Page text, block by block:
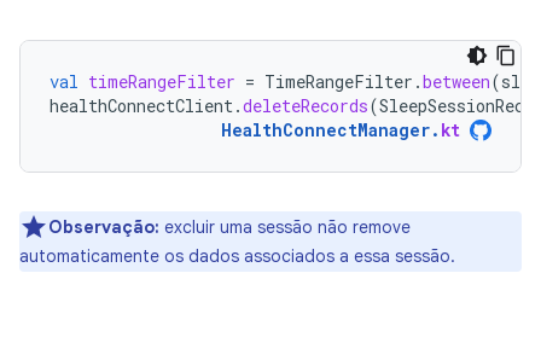
val timeRangeFilter = TimeRangeFilter .between(
healthConnectClient.deleteRecords(
HealthConnectManager. kt
Observação: excluir uma sessão não remove
automaticamente os dados associados a essa sessão.